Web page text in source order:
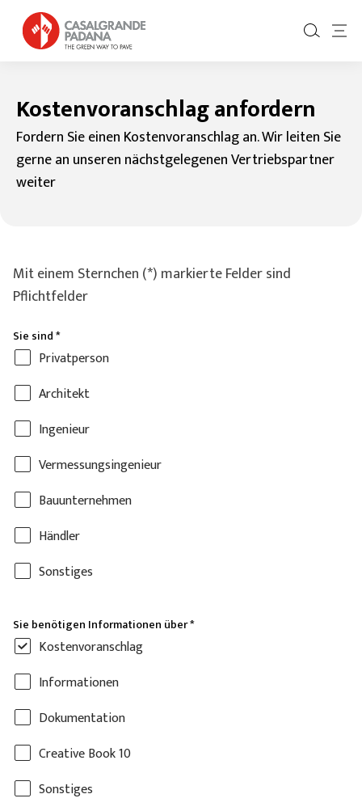
Kostenvoranschlag anfordern
Fordern Sie einen Kostenvoranschlag an. Wir leiten Sie
gerne an unseren nächstgelegenen Vertriebspartner
weiter
Mit einem Sternchen (*) markierte Felder sind
Pflichtfelder
Sie sind*
Privatperson
Architekt
Ingenieur
Vermessungsingenieur
Bauunternehmen
Händler
Sonstiges
Sie benötigen Informationen über*
Kostenvoranschlag
Informationen
Dokumentation
Creative Book 10
Sonstiges